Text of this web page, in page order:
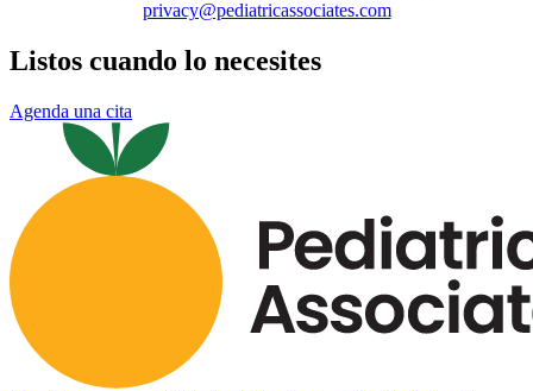
privacy@pediatricassociates.com
Listos cuando lo necesites
Agenda una cita